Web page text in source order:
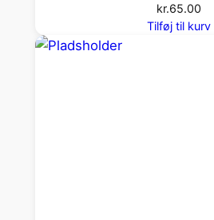
kr.65.00
Tilføj til kurv